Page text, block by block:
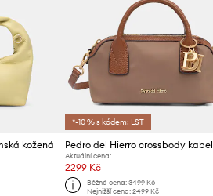
kožená
*-10 % s kódem: LST
Aktuální cena:
2299 Kč
Běžná cena: 3499 Kč
Nejnižší cena: 2499 Kč